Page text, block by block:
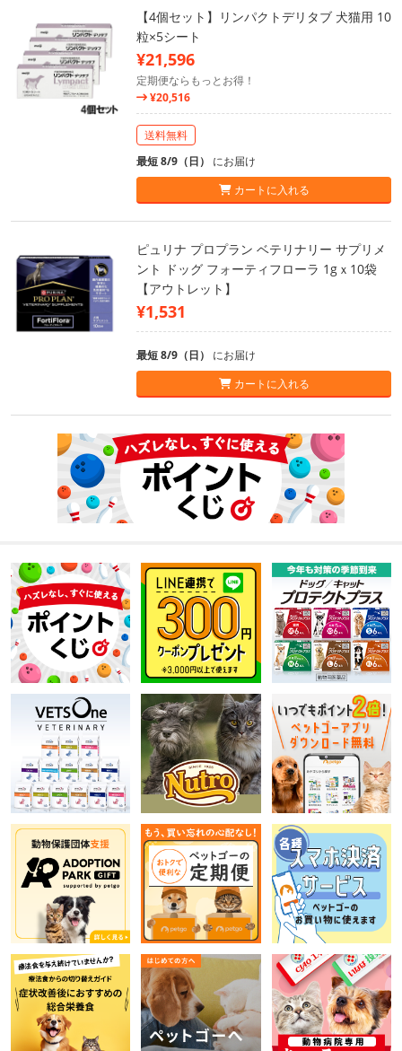
【4個セット】リンパクトデリタブ 犬猫用 10
粒×5シート
¥21,596
定期便ならもっとお得！
¥20,516
送料無料
最短 8/9（日） にお届け
カートに入れる
ピュリナ プロプラン ベテリナリー サプリメ
ント ドッグ フォーティフローラ 1gｘ10袋
【アウトレット】
¥1,531
最短 8/9（日） にお届け
カートに入れる